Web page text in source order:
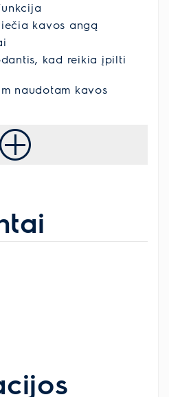
kavos angą
kad reikia įpilti
naudotam kavos